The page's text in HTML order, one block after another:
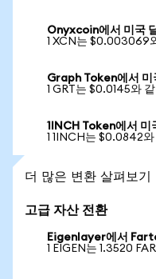
Onyxcoin에서 미국
1 XCN는 $0.003069
Graph Token에서 미
1 GRT는 $0.0145와
1INCH Token에서 미
1 1INCH는 $0.0842와
더 많은 변환 살펴보기
고급 자산 전환
Eigenlayer에서
1 EIGEN는 1.3520